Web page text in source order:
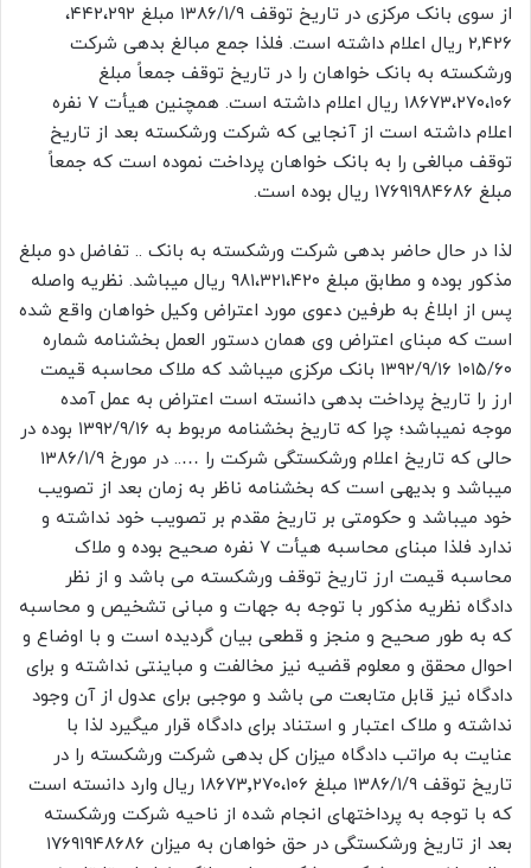
از سوی بانک مرکزی در تاریخ توقف ۱۳۸۶/۱/۹ مبلغ ۴۴۲،۲۹۲،
۲,۴۲۶ ریال اعلام داشته است. فلذا جمع مبالغ بدهی شرکت
ورشکسته به بانک خواهان را در تاریخ توقف جمعاً مبلغ
۱۸۶۷۳،۲۷۰،۱۰۶ ریال اعلام داشته است. همچنین هیأت ۷ نفره
اعلام داشته است از آنجایی که شرکت ورشکسته بعد از تاریخ
توقف مبالغی را به بانک خواهان پرداخت نموده است که جمعاً
مبلغ ۱۷۶۹۱۹۸۴۶۸۶ ریال بوده است.
لذا در حال حاضر بدهی شرکت ورشکسته به بانک .. تفاضل دو مبلغ
مذکور بوده و مطابق مبلغ ۹۸۱،۳۲۱،۴۲۰ ریال میباشد. نظریه واصله
پس از ابلاغ به طرفین دعوی مورد اعتراض وکیل خواهان واقع شده
است که مبنای اعتراض وی همان دستور العمل بخشنامه شماره
۱۰۱۵/۶۰ ۱۳۹۲/۹/۱۶ بانک مرکزی میباشد که ملاک محاسبه قیمت
ارز را تاریخ پرداخت بدهی دانسته است اعتراض به عمل آمده
موجه نمیباشد؛ چرا که تاریخ بخشنامه مربوط به ۱۳۹۲/۹/۱۶ بوده در
حالی که تاریخ اعلام ورشکستگی شرکت را ….. در مورخ ۱۳۸۶/۱/۹
میباشد و بدیهی است که بخشنامه ناظر به زمان بعد از تصویب
خود میباشد و حکومتی بر تاریخ مقدم بر تصویب خود نداشته و
ندارد فلذا مبنای محاسبه هیأت ۷ نفره صحیح بوده و ملاک
محاسبه قیمت ارز تاریخ توقف ورشکسته می باشد و از نظر
دادگاه نظریه مذکور با توجه به جهات و مبانی تشخیص و محاسبه
که به طور صحیح و منجز و قطعی بیان گردیده است و با اوضاع و
احوال محقق و معلوم قضیه نیز مخالفت و مباینتی نداشته و برای
دادگاه نیز قابل متابعت می باشد و موجبی برای عدول از آن وجود
نداشته و ملاک اعتبار و استناد برای دادگاه قرار میگیرد لذا با
عنایت به مراتب دادگاه میزان کل بدهی شرکت ورشکسته را در
تاریخ توقف ۱۳۸۶/۱/۹ مبلغ ۱۸۶۷۳٬۲۷۰،۱۰۶ ریال وارد دانسته است
که با توجه به پرداختهای انجام شده از ناحیه شرکت ورشکسته
بعد از تاریخ ورشکستگی در حق خواهان به میزان ۱۷۶۹۱۹۴۸۶۸۶